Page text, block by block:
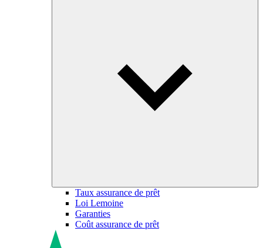
Taux assurance de prêt
Loi Lemoine
Garanties
Coût assurance de prêt